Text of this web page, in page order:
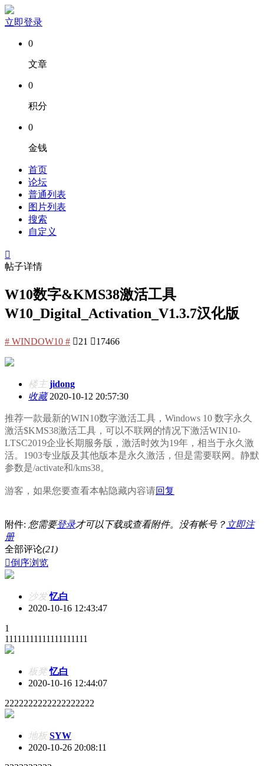
立即登录
0
文章
0
积分
0
金钱
首页
论坛
普通列表
图片列表
搜索
自定义

帖子详情
W10数字&KMS38激活工具
W10_Digital_Activation_V1.3.7汉化版
# WINDOW10 # 21 17466
楼主 jidong
收藏2020-10-12 20:57:30
推荐一款最新的WIN10数字激活工具，Windows 10 数字永久
激活$KMS38激活工具，可以不联网的情况下激活WIN10-
LTSC2019企业长期服务版，激活时效为19年，相当于永久激
活。1903专业版及其他版本是永久激活，但是需要联网。静默
参数是/activate和/kms38。
游客，如果您要查看本帖隐藏内容请回复
附件: 您需要登录才可以下载或查看附件。没有帐号？ 立即注
册
全部评论(21)
倒序浏览
沙发 忆白
2020-10-16 12:43:47
1
11111111111111111111
板凳 忆白
2020-10-16 12:44:07
2222222222222222222
地板 SYW
2020-10-26 20:08:11